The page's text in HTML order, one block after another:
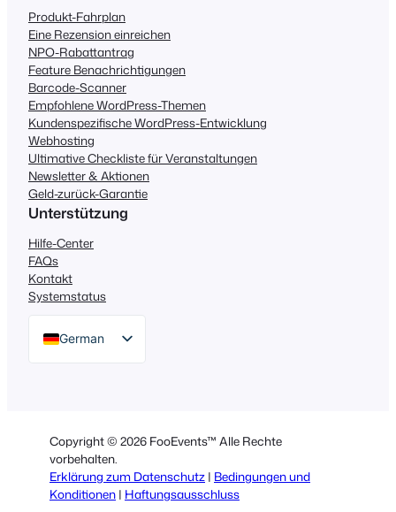
Produkt-Fahrplan
Eine Rezension einreichen
NPO-Rabattantrag
Feature Benachrichtigungen
Barcode-Scanner
Empfohlene WordPress-Themen
Kundenspezifische WordPress-Entwicklung
Webhosting
Ultimative Checkliste für Veranstaltungen
Newsletter & Aktionen
Geld-zurück-Garantie
Unterstützung
Hilfe-Center
FAQs
Kontakt
Systemstatus
German
English
Italian
Portuguese
Copyright © 2026 FooEvents™ Alle Rechte
vorbehalten.
Erklärung zum Datenschutz | Bedingungen und
Konditionen | Haftungsausschluss